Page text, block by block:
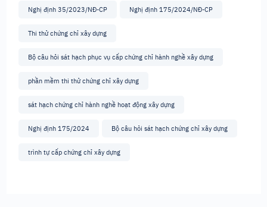
Nghị định 35/2023/NĐ-CP Nghị định 175/2024/NĐ-CP
Thi thử chứng chỉ xây dựng
Bộ câu hỏi sát hạch phục vụ cấp chứng chỉ hành nghề xây dựng
phần mềm thi thử chứng chỉ xây dựng
sát hạch chứng chỉ hành nghề hoạt động xây dựng
Nghị định 175/2024 Bộ câu hỏi sát hạch chứng chỉ xây dựng
trình tự cấp chứng chỉ xây dựng